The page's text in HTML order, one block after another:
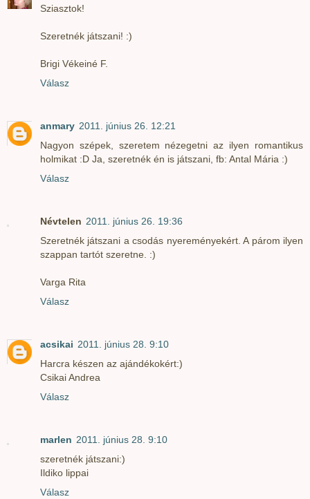
Sziasztok!
Szeretnék játszani! :)
Brigi Vékeiné F.
Válasz
anmary 2011. június 26. 12:21
Nagyon szépek, szeretem nézegetni az ilyen romantikus
holmikat :D Ja, szeretnék én is játszani, fb: Antal Mária :)
Válasz
Névtelen 2011. június 26. 19:36
Szeretnék játszani a csodás nyereményekért. A párom ilyen
szappan tartót szeretne. :)
Varga Rita
Válasz
acsikai 2011. június 28. 9:10
Harcra készen az ajándékokért:)
Csikai Andrea
Válasz
marlen 2011. június 28. 9:10
szeretnék játszani:)
Ildiko lippai
Válasz